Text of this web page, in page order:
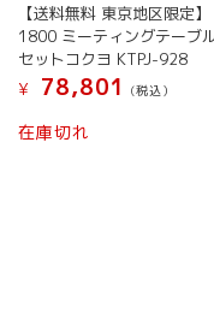
【送料無料 東京地区限定
1800 ミーティングテーブ
セットコクヨ KTPJ-928
¥
78,801 (税込）
在庫切れ